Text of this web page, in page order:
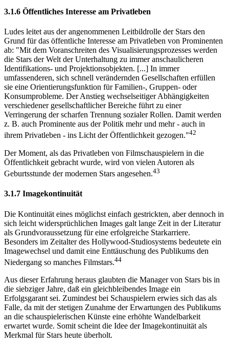
3.1.6 Öffentliches Interesse am Privatleben
Ludes leitet aus der angenommenen Leitbildrolle der Stars den
Grund für das öffentliche Interesse am Privatleben von Prominenten
ab: "Mit dem Voranschreiten des Visualisierungsprozesses werden
die Stars der Welt der Unterhaltung zu immer anschaulicheren
Identifikations- und Projektionsobjekten. [...] In immer
umfassenderen, sich schnell verändernden Gesellschaften erfüllen
sie eine Orientierungsfunktion für Familien-, Gruppen- oder
Konsumprobleme. Der Anstieg wechselseitiger Abhängigkeiten
verschiedener gesellschaftlicher Bereiche führt zu einer
Verringerung der scharfen Trennung sozialer Rollen. Damit werden
z. B. auch Prominente aus der Politik mehr und mehr - auch in
ihrem Privatleben - ins Licht der Öffentlichkeit gezogen."42
Der Moment, als das Privatleben von Filmschauspielern in die
Öffentlichkeit gebracht wurde, wird von vielen Autoren als
Geburtsstunde der modernen Stars angesehen.43
3.1.7 Imagekontinuität
Die Kontinuität eines möglichst einfach gestrickten, aber dennoch in
sich leicht widersprüchlichen Images galt lange Zeit in der Literatur
als Grundvoraussetzung für eine erfolgreiche Starkarriere.
Besonders im Zeitalter des Hollywood-Studiosystems bedeutete ein
Imagewechsel und damit eine Enttäuschung des Publikums den
Niedergang so manches Filmstars.44
Aus dieser Erfahrung heraus glaubten die Manager von Stars bis in
die siebziger Jahre, daß ein gleichbleibendes Image ein
Erfolgsgarant sei. Zumindest bei Schauspielern erwies sich das als
Falle, da mit der stetigen Zunahme der Erwartungen des Publikums
an die schauspielerischen Künste eine erhöhte Wandelbarkeit
erwartet wurde. Somit scheint die Idee der Imagekontinuität als
Merkmal für Stars heute überholt.